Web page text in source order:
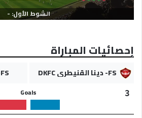
الشوط الأول: -
إحصائيات المباراة
FS- دينا القنيطري DKFC FS- فتح سطات CFSS
3
Goals